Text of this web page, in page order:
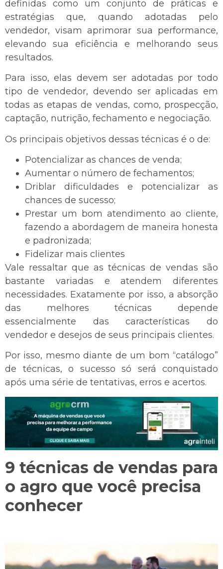
definidas como um conjunto de práticas e
estratégias que, quando adotadas pelo
vendedor, visam aprimorar sua performance,
elevando sua eficiência e melhorando seus
resultados.
Para isso, elas devem ser adotadas por todo
tipo de vendedor, devendo ser aplicadas em
todas as etapas de vendas, como, prospecção,
captação, nutrição, fechamento e negociação.
Os principais objetivos dessas técnicas é o de:
Potencializar as chances de venda;
Aumentar o número de fechamentos;
Driblar dificuldades e potencializar as
chances de sucesso;
Prestar um bom atendimento ao cliente,
fazendo a abordagem de maneira honesta
e padronizada;
Fidelizar mais clientes
Vale ressaltar que as técnicas de vendas são
bastante variadas e atendem diferentes
necessidades. Exatamente por isso, a absorção
das melhores técnicas depende
essencialmente das características do
vendedor e desejos de seus principais clientes.
Por isso, mesmo diante de um bom “catálogo”
de técnicas, o sucesso só será conquistado
após uma série de tentativas, erros e acertos.
9 técnicas de vendas para
o agro que você precisa
conhecer